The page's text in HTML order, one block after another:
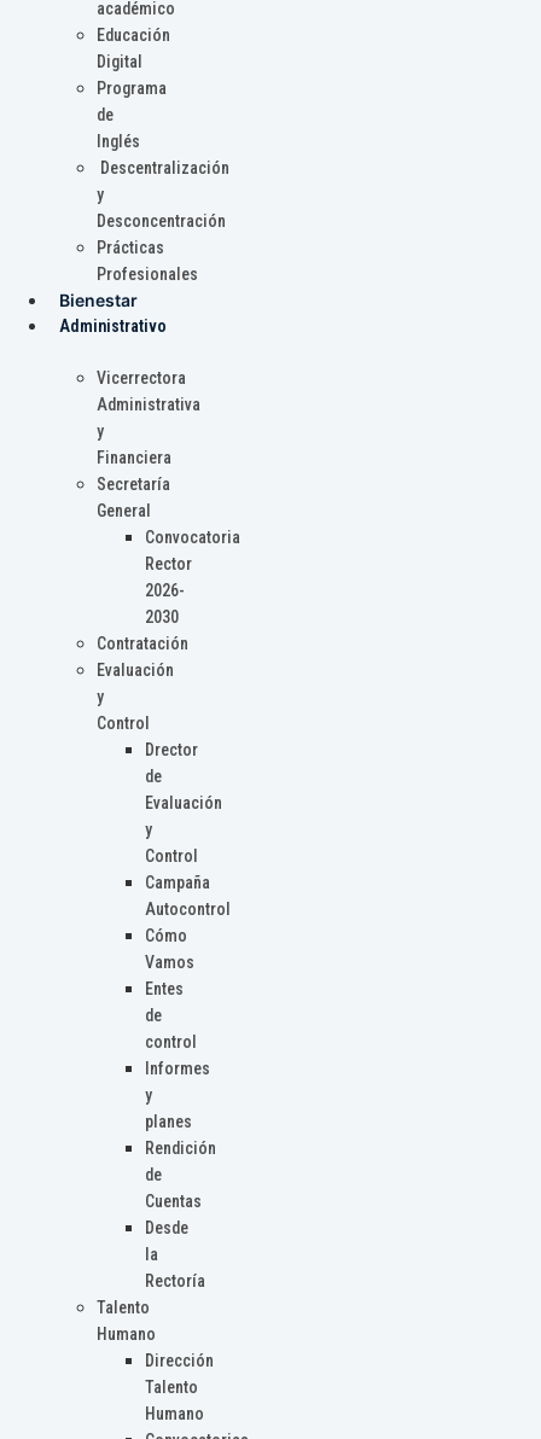
académico
Educación
Digital
Programa
de
Inglés
Descentralización
y
Desconcentración
Prácticas
Profesionales
Bienestar
Administrativo
Vicerrectora
Administrativa
y
Financiera
Secretaría
General
Convocatoria
Rector
2026-
2030
Contratación
Evaluación
y
Control
Drector
de
Evaluación
y
Control
Campaña
Autocontrol
Cómo
Vamos
Entes
de
control
Informes
y
planes
Rendición
de
Cuentas
Desde
la
Rectoría
Talento
Humano
Dirección
Talento
Humano